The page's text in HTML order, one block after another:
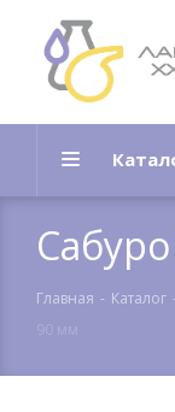
Главная - Каталог -